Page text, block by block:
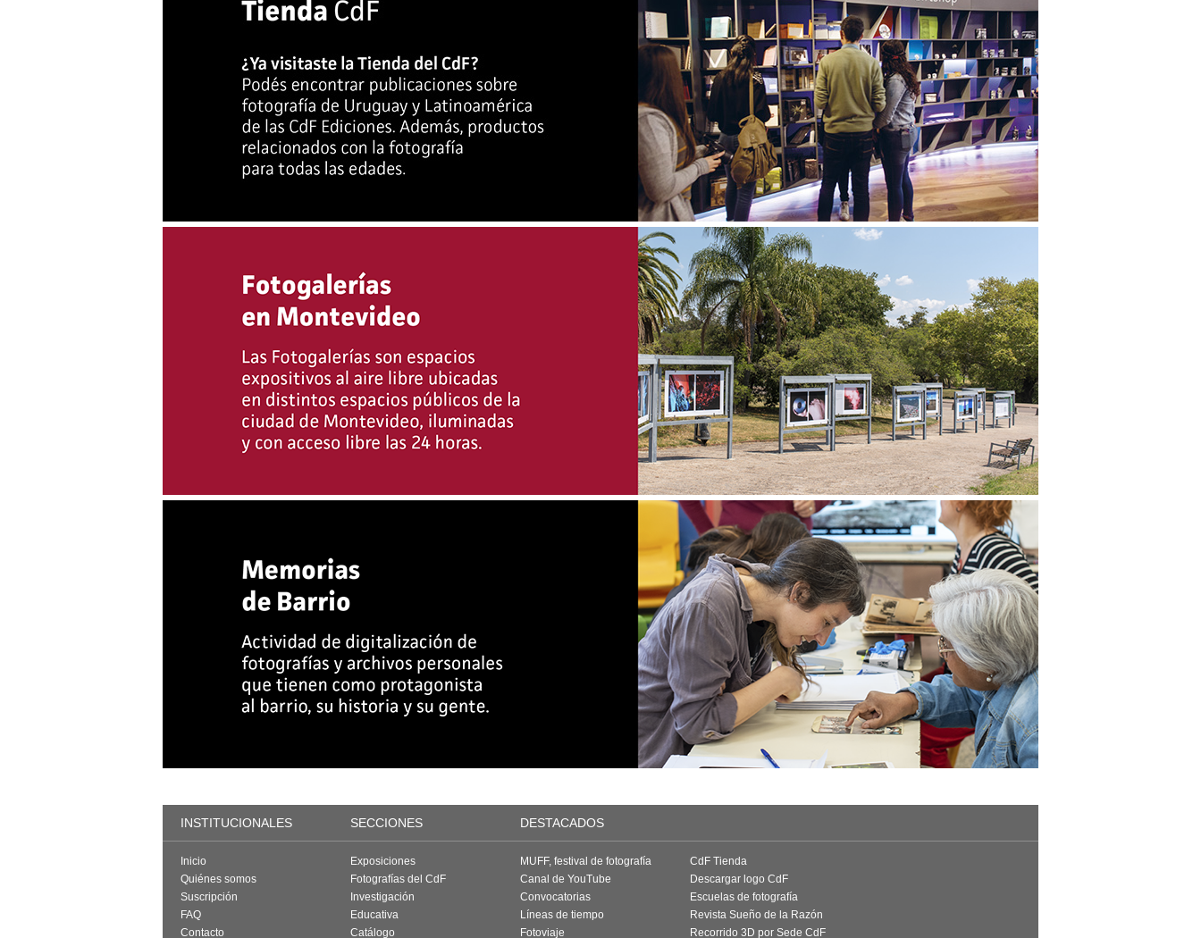
INSTITUCIONALES SECCIONES DESTACADOS
Inicio
Quiénes somos
Suscripción
FAQ
Contacto
Exposiciones
Fotografías del CdF
Investigación
Educativa
Catálogo
MUFF, festival de fotografía
Canal de YouTube
Convocatorias
Líneas de tiempo
Fotoviaje
CdF Tienda
Descargar logo CdF
Escuelas de fotografía
Revista Sueño de la Razón
Recorrido 3D por Sede CdF